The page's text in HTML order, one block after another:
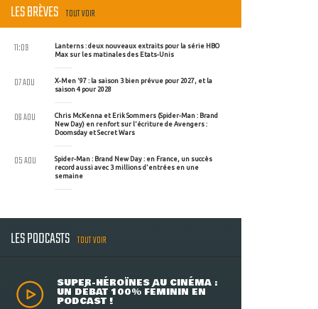
LES BRÈVES TOUT VOIR
Lanterns : deux nouveaux extraits pour la série HBO
Max sur les matinales des Etats-Unis
11:09
X-Men '97 : la saison 3 bien prévue pour 2027, et la
saison 4 pour 2028
07 AOU
Chris McKenna et Erik Sommers (Spider-Man : Brand
New Day) en renfort sur l'écriture de Avengers :
Doomsday et Secret Wars
06 AOU
Spider-Man : Brand New Day : en France, un succès
record aussi avec 3 millions d'entrées en une
semaine
05 AOU
LES PODCASTS TOUT VOIR
SUPER-HÉROÏNES AU CINÉMA :
UN DÉBAT 100% FÉMININ EN
PODCAST !